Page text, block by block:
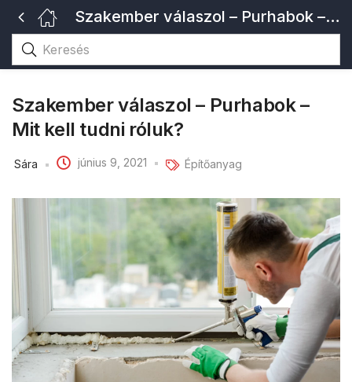
Szakember válaszol – Purhabok – Mit kell tudni róluk?
Szakember válaszol – Purhabok –
Mit kell tudni róluk?
Sára június 9, 2021 Építőanyag